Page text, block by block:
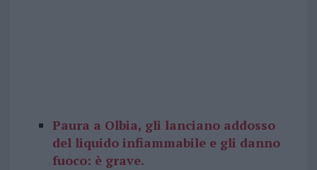
Paura a Olbia, gli lanciano addosso
del liquido infiammabile e gli danno
fuoco: è grave.